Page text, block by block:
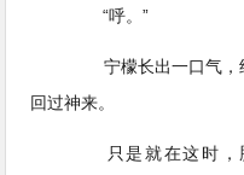
“呼。”
宁檬长出一口气，
回过神来。
只是就在这时，